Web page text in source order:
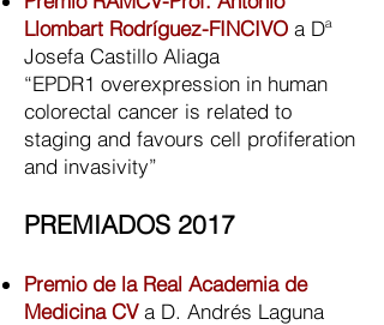
Llombart Rodríguez-FINCIVO a Dª
Josefa Castillo Aliaga
“EPDR1 overexpression in human
colorectal cancer is related to
staging and favours cell profiferation
and invasivity”
PREMIADOS 2017
Premio de la Real Academia de
Medicina CVa D. Andrés Laguna